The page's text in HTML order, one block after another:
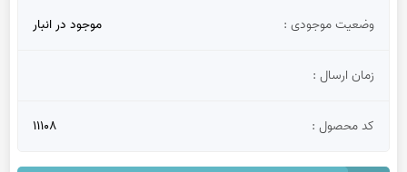
وضعیت موجودی : موجود در انبار
زمان ارسال :
کد محصول : 11108